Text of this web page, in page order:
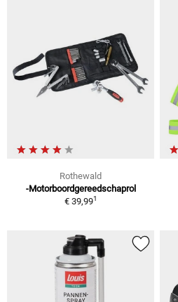
Rothewald
-Motorboordgereedschaprol
€ 39,991